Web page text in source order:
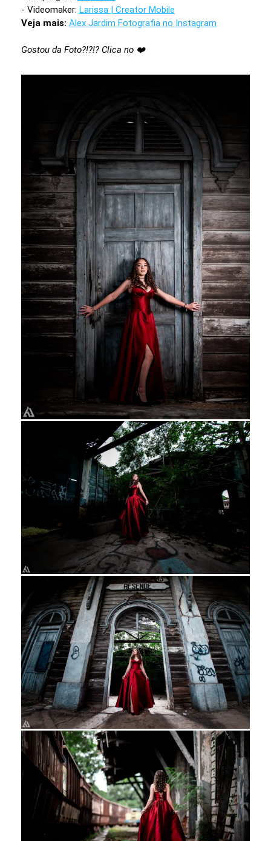
- Videomaker: Larissa | Creator Mobile
Veja mais: Alex Jardim Fotografia no Instagram
Gostou da Foto?!?!? Clica no ❤️